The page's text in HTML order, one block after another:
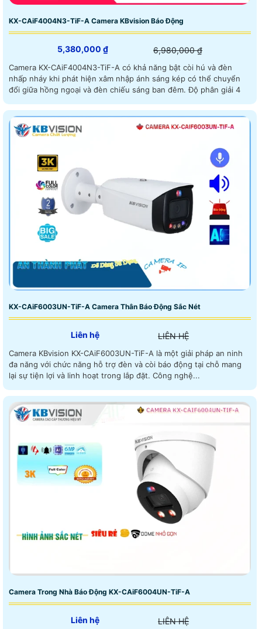
KX-CAiF4004N3-TiF-A Camera KBvision Báo Động
5,380,000 ₫ 6,980,000 ₫
Camera KX-CAiF4004N3-TiF-A có khả năng bật còi hú và đèn
nhấp nháy khi phát hiện xâm nhập ánh sáng kép có thể chuyển
đổi giữa hồng ngoại và đèn chiếu sáng ban đêm. Độ phân giải 4
KX-CAiF6003UN-TiF-A Camera Thân Báo Động Sắc Nét
Liên hệ LIÊN HỆ
Camera KBvision KX-CAiF6003UN-TiF-A là một giải pháp an ninh
đa năng với chức năng hỗ trợ đèn và còi báo động tại chỗ mang
lại sự tiện lợi và linh hoạt trong lắp đặt. Công nghệ...
Camera Trong Nhà Báo Động KX-CAiF6004UN-TiF-A
Liên hệ LIÊN HỆ